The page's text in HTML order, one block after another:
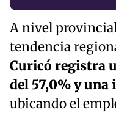
A nivel
tendencia
Curicó registra
del 57,0% y una
ubicando el